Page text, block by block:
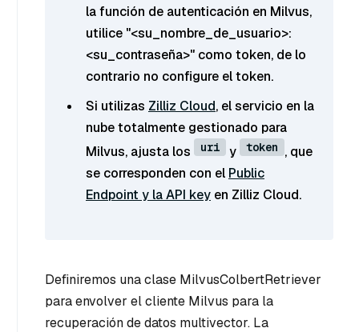
la función de autenticación en Milvus,
utilice "<su_nombre_de_usuario>:
<su_contraseña>" como token, de lo
contrario no configure el token.
Si utilizas Zilliz Cloud, el servicio en la
nube totalmente gestionado para
Milvus, ajusta los
uri y token , que
se corresponden con el Public
Endpoint y la API key en Zilliz Cloud.
Definiremos una clase MilvusColbertRetriever
para envolver el cliente Milvus para la
recuperación de datos multivector. La